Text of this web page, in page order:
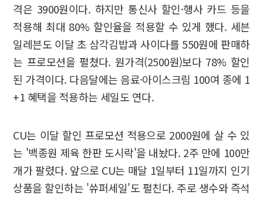
격은 3900원이다. 하지만 통신사 할인·행사 카드 등을
적용해 최대 80% 할인율을 적용할 수 있게 했다. 세븐
일레븐도 이달 초 삼각김밥과 사이다를 550원에 판매하
는 프로모션을 펼쳤다. 원가격(2500원)보다 78% 할인
된 가격이다. 다음달에는 음료·아이스크림 100여 종에 1
+1 혜택을 적용하는 세일도 연다.
CU는 이달 할인 프로모션 적용으로 2000원에 살 수 있
는 '백종원 제육 한판 도시락'을 내놨다. 2주 만에 100만
개가 팔렸다. 앞으로 CU는 매달 1일부터 11일까지 인기
상품을 할인하는 '쓔퍼세일'도 펼친다. 주로 생수와 즉석